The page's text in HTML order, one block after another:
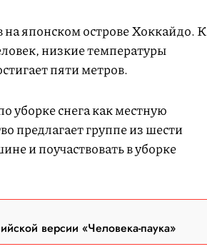
на японском острове Хоккайдо. К
низкие температуры
пяти метров.
уборке снега как местную
предлагает группе из шести
и поучаствовать в уборке
версии «Человека-паука»